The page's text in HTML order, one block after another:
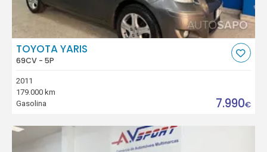
TOYOTA YARIS
69CV - 5P
2011
179.000 km
Gasolina
7.990€